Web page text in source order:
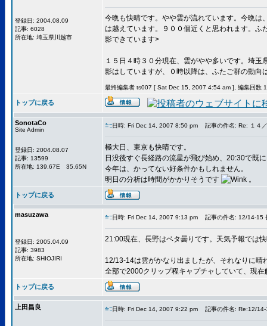
登録日: 2004.08.09
記事: 6028
所在地: 埼玉県川越市
今晩も快晴です。やや雲が流れています。今晩
は越えています。９００個近くと思われます。
影できています>
１５日４時３０分現在、雲がやや多いです。埼
影はしていますが、０時以降は、ふたご群の動向
最終編集者 ts007 [ Sat Dec 15, 2007 4:54 am ], 編集回数
トップに戻る
SonotaCo
Site Admin
登録日: 2004.08.07
記事: 13599
所在地: 139.67E 35.65N
日時: Fri Dec 14, 2007 8:50 pm 記事の件名: Re: １４
極大日、東京も快晴です。
日没後すぐ長経路の流星が飛び始め、20:30で既
今年は、かってない好条件かもしれません。
明日の分析は時間がかかりそうです
。
トップに戻る
masuzawa
登録日: 2005.04.09
記事: 3983
所在地: SHIOJIRI
日時: Fri Dec 14, 2007 9:13 pm 記事の件名: 12/14-15
21:00現在、長野はベタ曇りです。天気予報では
12/13-14は雲がかなり出ましたが、それなりに晴
全部で2000クリップ程キャプチャしていて、現
トップに戻る
上田昌良 日時: Fri Dec 14, 2007 9:22 pm 記事の件名: Re:12/14-